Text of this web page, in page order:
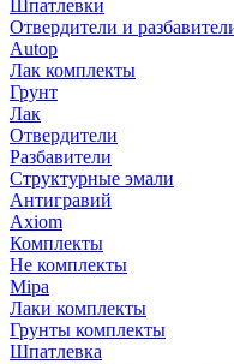
Шпатлевки
Отвердители и
Autop
Лак комплекты
Грунт
Лак
Отвердители
Разбавители
Структурные эмали
Антигравий
Axiom
Комплекты
Не комплекты
Mipa
Лаки комплекты
Грунты комплекты
Шпатлевка